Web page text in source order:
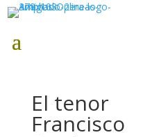
El tenor
Francisco